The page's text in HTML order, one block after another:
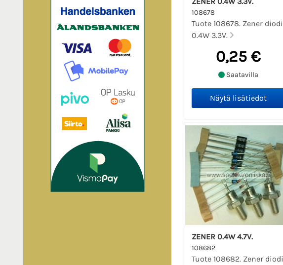
108678
Tuote 108678. Zener diodi
0.4W 3.3V.
0,25 €
Saatavilla
ZENER 0.4W 4.7V.
108682
Tuote 108682. Zener diodi